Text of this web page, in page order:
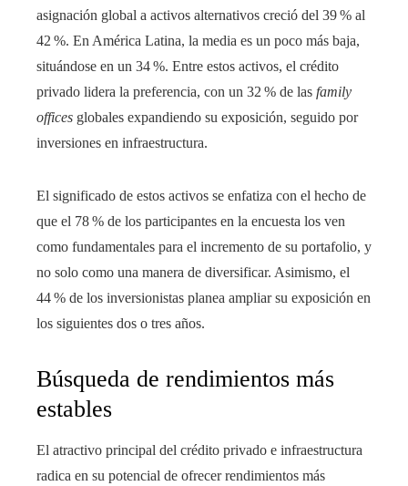
asignación global a activos alternativos creció del 39 % al
42 %. En América Latina, la media es un poco más baja,
situándose en un 34 %. Entre estos activos, el crédito
privado lidera la preferencia, con un 32 % de las family
offices globales expandiendo su exposición, seguido por
inversiones en infraestructura.
El significado de estos activos se enfatiza con el hecho de
que el 78 % de los participantes en la encuesta los ven
como fundamentales para el incremento de su portafolio, y
no solo como una manera de diversificar. Asimismo, el
44 % de los inversionistas planea ampliar su exposición en
los siguientes dos o tres años.
Búsqueda de rendimientos más
estables
El atractivo principal del crédito privado e infraestructura
radica en su potencial de ofrecer rendimientos más